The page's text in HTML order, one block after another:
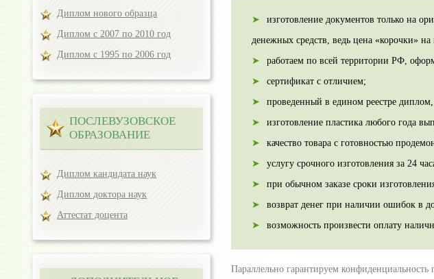
изготовление документов только на
денежных средств, ведь цена «корочки»
работаем по всей территории РФ,
сертификат с отличием;
проведенный в едином реестре
изготовление пластика любого года
качество товара с готовностью
услугу срочного изготовления за 24
при обычном заказе сроки
возврат денег при наличии ошибок в
возможность произвести оплату
Параллельно гарантируем конфиденциальность
Диплом нового образца
Диплом с 2007 по 2010 год
Диплом с 1995 по 2006 год
ПОСЛЕВУЗОВСКОЕ
ОБРАЗОВАНИЕ
Диплом кандидата наук
Диплом доктора наук
Аттестат доцента